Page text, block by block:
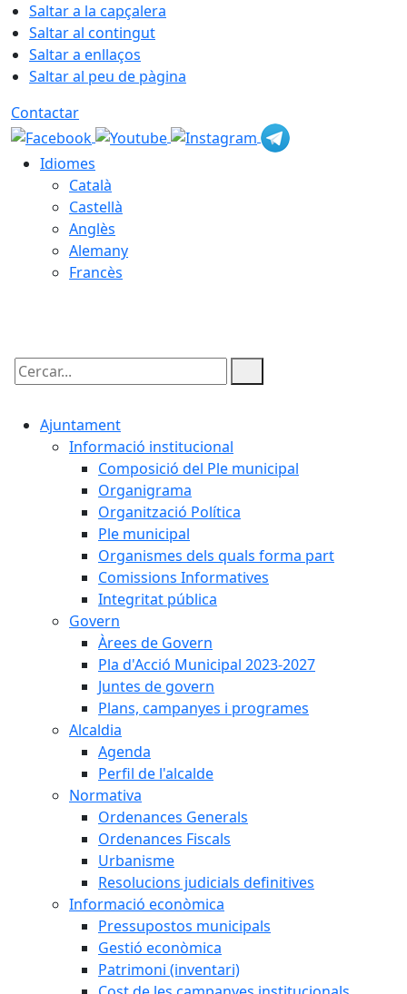
Saltar a la capçalera
Saltar al contingut
Saltar a enllaços
Saltar al peu de pàgina
Contactar
Idiomes
Català
Castellà
Anglès
Alemany
Francès
Cercar:
Ajuntament
Informació institucional
Composició del Ple municipal
Organigrama
Organització Política
Ple municipal
Organismes dels quals forma part
Comissions Informatives
Integritat pública
Govern
Àrees de Govern
Pla d'Acció Municipal 2023-2027
Juntes de govern
Plans, campanyes i programes
Alcaldia
Agenda
Perfil de l'alcalde
Normativa
Ordenances Generals
Ordenances Fiscals
Urbanisme
Resolucions judicials definitives
Informació econòmica
Pressupostos municipals
Gestió econòmica
Patrimoni (inventari)